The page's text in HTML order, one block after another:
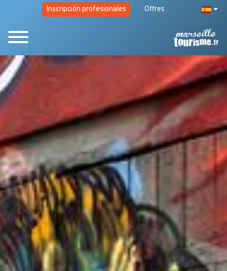
Inscripción profesionales Offres